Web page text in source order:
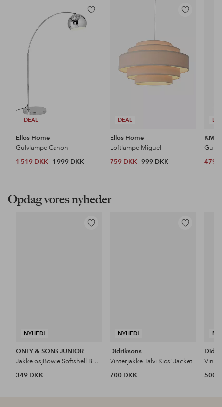
DEAL
Tilføj
til
Ellos Home
Gulvlampe Canon
1 519 DKK 1 999 DKK
DEAL
Tilføj
Ellos Home
Loftlampe Miguel
759 DKK 999 DKK
KM
479
Opdag vores nyheder
NYHED!
Tilføj
ONLY & SONS JUNIOR
Jakke osjBowie Softshell Bomber Otw
349 DKK
NYHED!
Tilføj
Didriksons
Vinterjakke Talvi Kids' Jacket
700 DKK
500